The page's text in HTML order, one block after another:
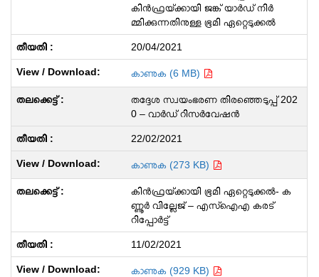
കിൻ‌ഫ്രയ്‌ക്കായി ജങ്ക് യാർഡ് നിർ
മ്മിക്കുന്നതിനുള്ള ഭൂമി ഏറ്റെടുക്കൽ
20/04/2021
കാണുക (6 MB)
തദ്ദേശ സ്വയംഭരണ തിരഞ്ഞെടുപ്പ് 202
0 – വാർഡ് റിസർവേഷൻ
22/02/2021
കാണുക (273 KB)
കിൻ‌ഫ്രയ്‌ക്കായി ഭൂമി ഏറ്റെടുക്കൽ- ക
ണ്ണൂർ വില്ലേജ് – എസ്‌ഐ‌എ കരട്
റിപ്പോർട്ട്
11/02/2021
കാണുക (929 KB)